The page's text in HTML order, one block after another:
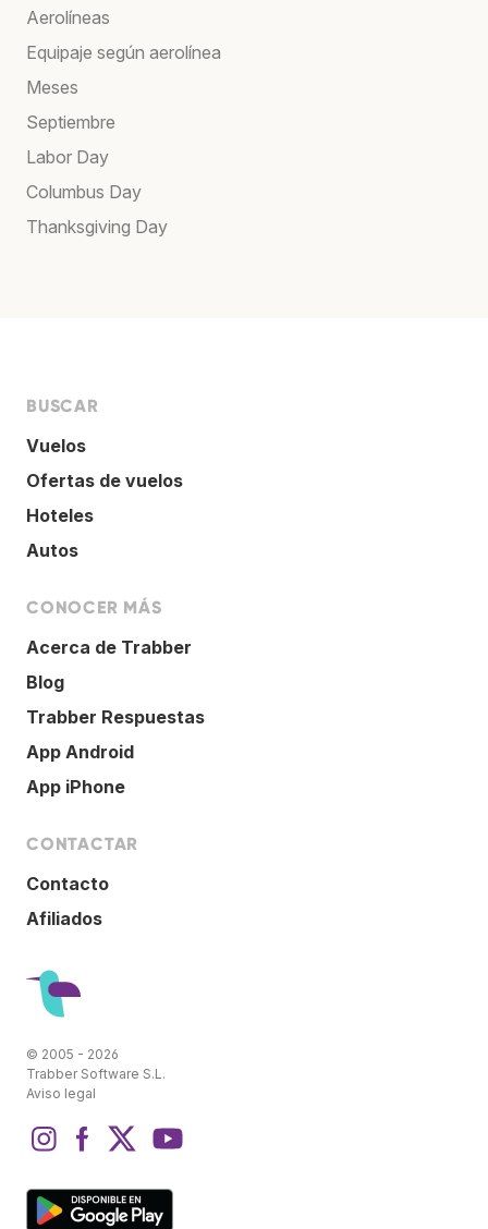
Aerolíneas
Equipaje según aerolínea
Meses
Septiembre
Labor Day
Columbus Day
Thanksgiving Day
BUSCAR
Vuelos
Ofertas de vuelos
Hoteles
Autos
CONOCER MÁS
Acerca de Trabber
Blog
Trabber Respuestas
App Android
App iPhone
CONTACTAR
Contacto
Afiliados
© 2005 - 2026
Trabber Software S.L.
Aviso legal